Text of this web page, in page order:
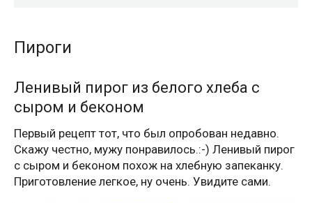
Пироги
Ленивый пирог из белого хлеба с
сыром и беконом
Первый рецепт тот, что был опробован недавно.
Скажу честно, мужу понравилось.:-) Ленивый пирог
с сыром и беконом похож на хлебную запеканку.
Приготовление легкое, ну очень. Увидите сами.